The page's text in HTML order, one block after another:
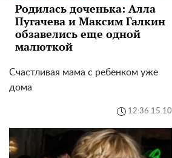
Родилась доченька: Алла
Пугачева и Максим Галкин
обзавелись еще одной
малюткой
Счастливая мама с ребенком уже
дома
12:36 15.10